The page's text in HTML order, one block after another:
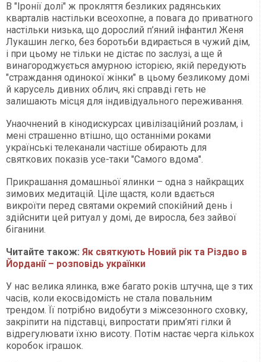
В "Іронії долі" ж прокляття безликих радянських
кварталів настільки всеохопне, а повага до приватного
настільки низька, що дорослий п’яний інфантил Женя
Лукашин легко, без боротьби вдирається в чужий дім,
і при цьому не тільки не дістає по заслузі, а ще й
винагороджується амурною історією, якій передують
"страждання одинокої жінки" в цьому безликому домі
й карусель дивних облич, які справді геть не
залишають місця для індивідуального переживання.
Унаочнений в кінодискурсах цивілізаційний розлам, і
мені страшенно втішно, що останніми роками
українські телеканали частіше обирають для
святкових показів усе-таки "Самого вдома".
Прикрашання домашньої ялинки – одна з найкращих
зимових медитацій. Ціле щастя, коли вдається
викроїти перед святами окремий спокійний день і
здійснити цей ритуал у домі, де виросла, без зайвої
біганини.
Читайте також: Як святкують Новий рік та Різдво в
Йорданії – розповідь українки
У нас велика ялинка, вже багато років штучна, ще з тих
часів, коли екосвідомість не стала повальним
трендом. Її потрібно видобути з міжсезонного сховку,
закріпити на підставці, випростати прим’яті гілки й
відрегулювати їхню висоту. Потім настає черга кількох
коробок іграшок.